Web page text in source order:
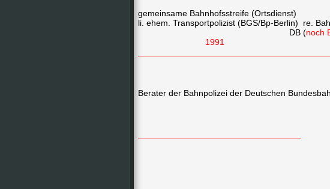
gemeinsame Bahnhofsstreife (Ortsdienst)
li. ehem. Transportpolizist (BGS/Bp-Berlin) re.
DB (noch
1991
Berater der Bahnpolizei der Deutschen